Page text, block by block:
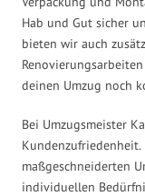
Hab und Gut sicher
bieten wir auch
deinen Umzug noch
Bei Umzugsmeister
maßgeschneiderten
individuellen